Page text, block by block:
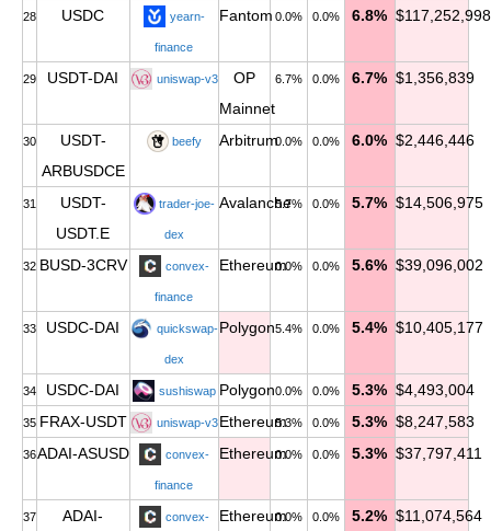
28 USDC yearn-
finance
Fantom 0.0% 0.0% 6.8% $117,252,998
29 USDT-DAI uniswap-v3
OP
Mainnet
6.7% 0.0% 6.7% $1,356,839
30
USDT-
ARBUSDCE
beefy Arbitrum0.0% 0.0% 6.0% $2,446,446
31
USDT-
USDT.E
trader-joe-
dex
Avalanche5.7% 0.0% 5.7% $14,506,975
32 BUSD-3CRV convex-
finance
Ethereum0.0% 0.0% 5.6% $39,096,002
33 USDC-DAI quickswap-
dex
Polygon5.4% 0.0% 5.4% $10,405,177
34 USDC-DAI sushiswap Polygon0.0% 0.0% 5.3% $4,493,004
35 FRAX-USDT uniswap-v3Ethereum5.3% 0.0% 5.3% $8,247,583
36ADAI-ASUSD convex-
finance
Ethereum0.0% 0.0% 5.3% $37,797,411
37 ADAI- convex- Ethereum0.0% 0.0% 5.2% $11,074,564